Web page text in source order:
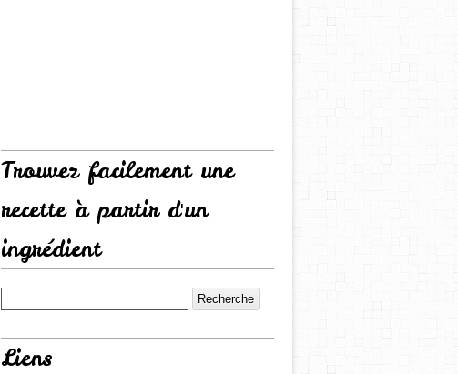
Trouvez facilement une
recette à partir d'un
ingrédient
Liens